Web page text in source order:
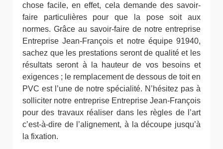
chose facile, en effet, cela demande des savoir-
faire particulières pour que la pose soit aux
normes. Grâce au savoir-faire de notre entreprise
Entreprise Jean-François et notre équipe 91940,
sachez que les prestations seront de qualité et les
résultats seront à la hauteur de vos besoins et
exigences ; le remplacement de dessous de toit en
PVC est l’une de notre spécialité. N’hésitez pas à
solliciter notre entreprise Entreprise Jean-François
pour des travaux réaliser dans les règles de l’art
c’est-à-dire de l’alignement, à la découpe jusqu’à
la fixation.